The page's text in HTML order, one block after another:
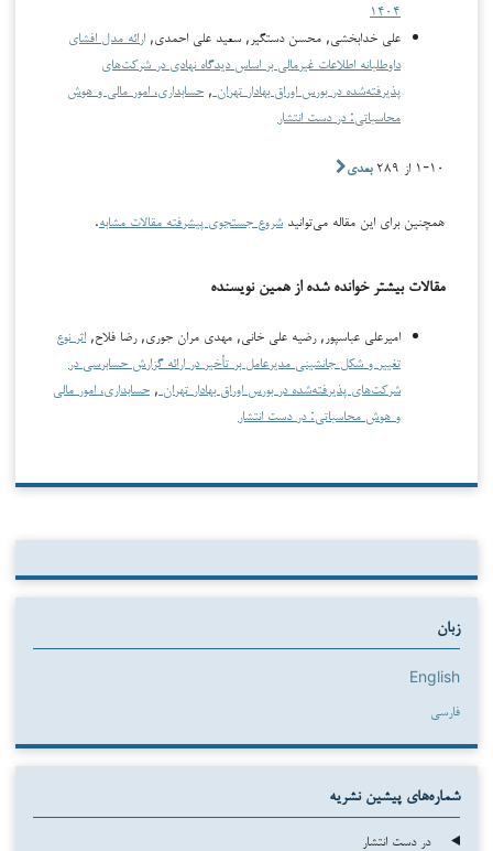
۱۴۰۴
علی خدابخشی, محسن دستگیر, سعید علی احمدی, ارائه مدل افشای
داوطلبانه اطلاعات غیرمالی بر اساس دیدگاه نهادی در شرکت‌های
پذیرفته‌شده در بورس اوراق بهادار تهران , حسابداری، امور مالی و هوش
محاسباتی: در دست انتشار
۱-۱۰ از ۲۸۹ بعدی
همچنین برای این مقاله می‌توانید شروع جستجوی پیشرفته مقالات مشابه.
مقالات بیشتر خوانده شده از همین نویسنده
امیرعلی عباسپور, رضیه علی خانی, مهدی مران جوری, رضا فلاح, اثر نوع
تغییر و شکل جانشینی مدیرعامل بر تأخیر در ارائه گزارش حسابرسی در
شرکت‌های پذیرفته‌شده در بورس اوراق بهادار تهران , حسابداری، امور مالی
و هوش محاسباتی: در دست انتشار
زبان
English
فارسی
شماره‌های پیشین نشریه
در دست انتشار